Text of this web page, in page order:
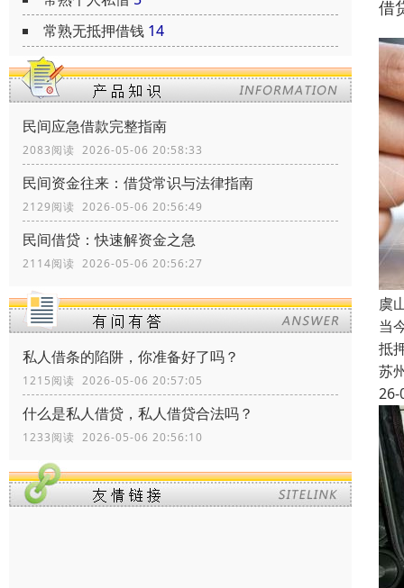
常熟无抵押借钱 14
民间应急借款完整指南
2083阅读 2026-05-06 20:58:33
民间资金往来：借贷常识与法律指南
2129阅读 2026-05-06 20:56:49
民间借贷：快速解资金之急
2114阅读 2026-05-06 20:56:27
私人借条的陷阱，你准备好了吗？
1215阅读 2026-05-06 20:57:05
什么是私人借贷，私人借贷合法吗？
1233阅读 2026-05-06 20:56:10
借
虞
当
抵
苏
26-